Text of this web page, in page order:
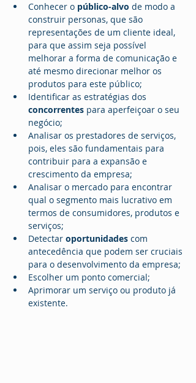
Conhecer o público-alvo de modo a
construir personas, que são
representações de um cliente ideal,
para que assim seja possível
melhorar a forma de comunicação e
até mesmo direcionar melhor os
produtos para este público;
Identificar as estratégias dos
concorrentes para aperfeiçoar o seu
negócio;
Analisar os prestadores de serviços,
pois, eles são fundamentais para
contribuir para a expansão e
crescimento da empresa;
Analisar o mercado para encontrar
qual o segmento mais lucrativo em
termos de consumidores, produtos e
serviços;
Detectar oportunidades com
antecedência que podem ser cruciais
para o desenvolvimento da empresa;
Escolher um ponto comercial;
Aprimorar um serviço ou produto já
existente.